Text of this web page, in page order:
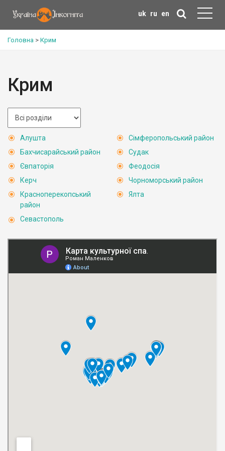
uk ru en
Головна > Крим
Крим
Алушта
Бахчисарайський район
Євпаторія
Керч
Красноперекопський
район
Севастополь
Сімферопольський район
Судак
Феодосія
Чорноморський район
Ялта